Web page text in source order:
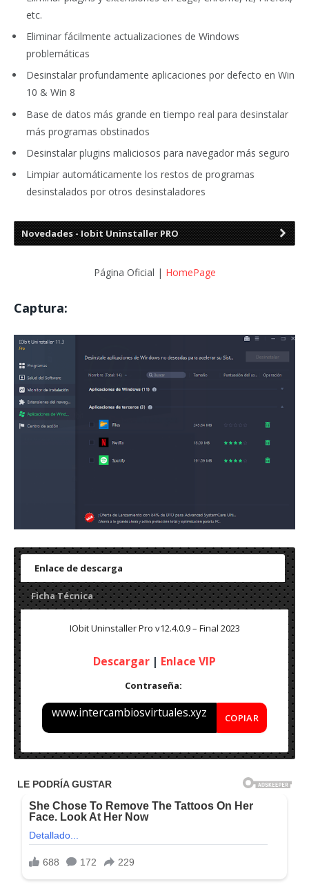
etc.
Eliminar fácilmente actualizaciones de Windows
problemáticas
Desinstalar profundamente aplicaciones por defecto en Win
10 & Win 8
Base de datos más grande en tiempo real para desinstalar
más programas obstinados
Desinstalar plugins maliciosos para navegador más seguro
Limpiar automáticamente los restos de programas
desinstalados por otros desinstaladores
Novedades - Iobit Uninstaller PRO
Página Oficial | HomePage
Captura:
Enlace de descarga
Ficha Técnica
IObit Uninstaller Pro v12.4.0.9 – Final 2023
Descargar | Enlace VIP
Contraseña:
www.intercambiosvirtuales.xyz COPIAR
Nombre: IObit Uninstaller Pro v12.4.0.9 – Final 2023
Activación: Crack